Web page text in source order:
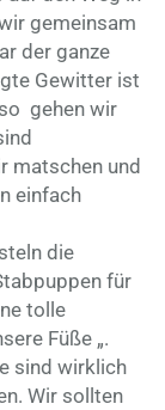
gemeinsam
der ganze
Gewitter ist
gehen wir
matschen und
einfach
die
für
tolle
Füße „.
sind wirklich
Wir sollten